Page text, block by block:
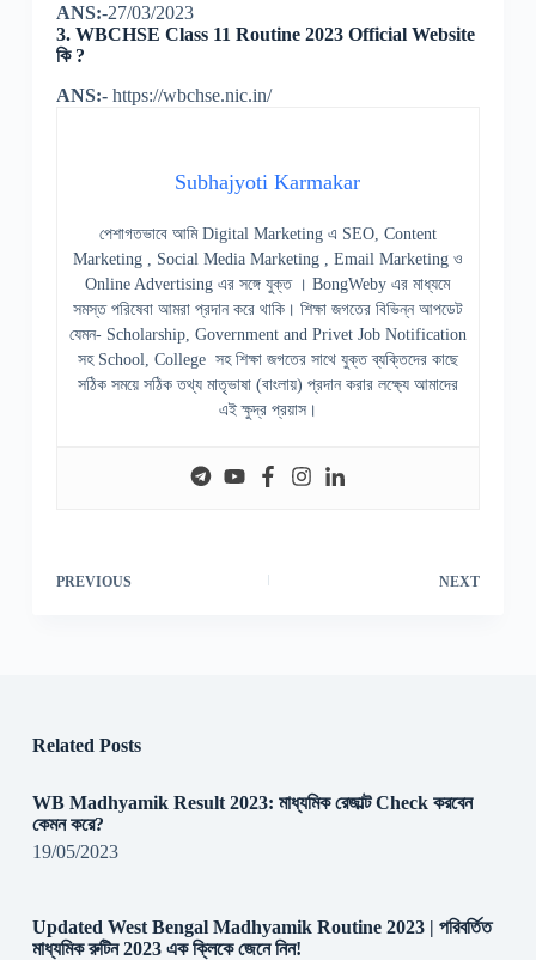
ANS:-27/03/2023
3. WBCHSE Class 11 Routine 2023 Official Website
কি ?
ANS:- https://wbchse.nic.in/
Subhajyoti Karmakar
পেশাগতভাবে আমি Digital Marketing এ SEO, Content
Marketing , Social Media Marketing , Email Marketing ও
Online Advertising এর সঙ্গে যুক্ত । BongWeby এর মাধ্যমে
সমস্ত পরিষেবা আমরা প্রদান করে থাকি। শিক্ষা জগতের বিভিন্ন আপডেট
যেমন- Scholarship, Government and Privet Job Notification
সহ School, College সহ শিক্ষা জগতের সাথে যুক্ত ব্যক্তিদের কাছে
সঠিক সময়ে সঠিক তথ্য মাতৃভাষা (বাংলায়) প্রদান করার লক্ষ্যে আমাদের
এই ক্ষুদ্র প্রয়াস।
PREVIOUS NEXT
Related Posts
WB Madhyamik Result 2023: মাধ্যমিক রেজাল্ট Check করবেন
কেমন করে?
19/05/2023
Updated West Bengal Madhyamik Routine 2023 | পরিবর্তিত
মাধ্যমিক রুটিন 2023 এক ক্লিকে জেনে নিন!